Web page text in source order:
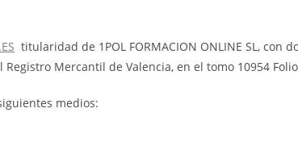
titularidad de 1POL FORMACION ONLINE SL, con
Registro Mercantil de Valencia, en el tomo 10954
medios: